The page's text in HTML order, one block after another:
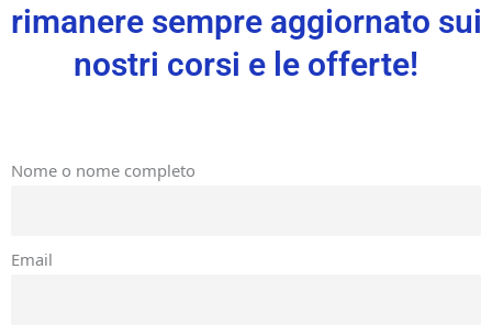
rimanere sempre aggiornato sui
nostri corsi e le offerte!
Nome o nome completo
Email